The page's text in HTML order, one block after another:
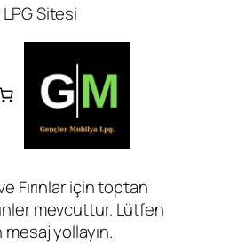
Sitesi
Fırınlar için toptan
mevcuttur. Lütfen
yollayın.